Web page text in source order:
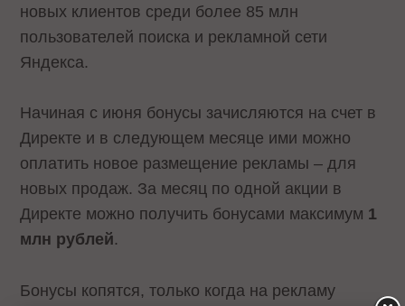
новых клиентов среди более 85 млн
пользователей поиска и рекламной сети
Яндекса.
Начиная с июня бонусы зачисляются на счет в
Директе и в следующем месяце ими можно
оплатить новое размещение рекламы – для
новых продаж. За месяц по одной акции в
Директе можно получить бонусами максимум 1
млн рублей.
Бонусы копятся, только когда на рекламу